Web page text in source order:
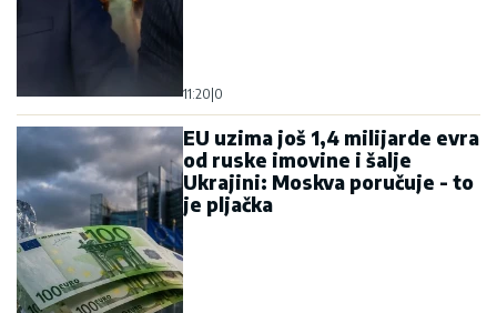
11:20 0
EU uzima još 1,4 milijarde evra
od ruske imovine i šalje
Ukrajini: Moskva poručuje - to
je pljačka